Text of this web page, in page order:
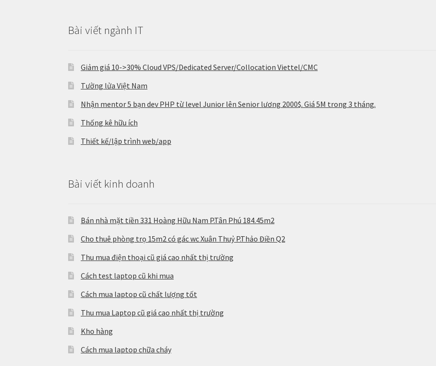
Bài viết ngành IT
Giảm giá 10->30% Cloud VPS/Dedicated Server/Collocation Viettel/CMC
Tường lửa Việt Nam
Nhận mentor 5 bạn dev PHP từ level Junior lên Senior lương 2000$. Giá 5M trong 3 tháng.
Thống kê hữu ích
Thiết kế/lập trình web/app
Bài viết kinh doanh
Bán nhà mặt tiền 331 Hoàng Hữu Nam P.Tân Phú 184.45m2
Cho thuê phòng trọ 15m2 có gác wc Xuân Thuỷ P.Thảo Điền Q2
Thu mua điện thoại cũ giá cao nhất thị trường
Cách test laptop cũ khi mua
Cách mua laptop cũ chất lượng tốt
Thu mua Laptop cũ giá cao nhất thị trường
Kho hàng
Cách mua laptop chữa cháy